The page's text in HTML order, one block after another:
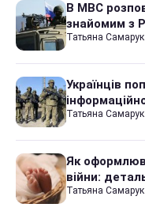
В МВС
знайомим з
Татьяна Самарук
Українців
Татьяна Самарук
Як
війни:
Татьяна Самарук